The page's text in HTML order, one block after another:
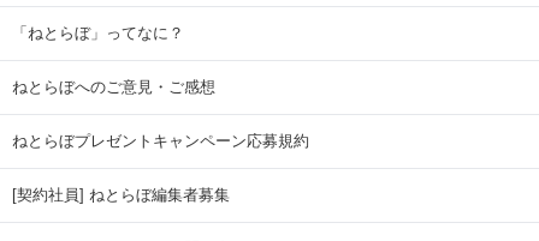
「ねとらぼ」ってなに？
ねとらぼへのご意見・ご感想
ねとらぼプレゼントキャンペーン応募規約
[契約社員] ねとらぼ編集者募集